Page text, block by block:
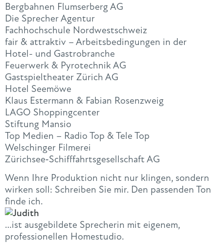
Bergbahnen Flumserberg AG
Die Sprecher Agentur
Fachhochschule Nordwestschweiz
fair & attraktiv – Arbeitsbedingungen in der
Hotel- und Gastrobranche
Feuerwerk & Pyrotechnik AG
Gastspieltheater Zürich AG
Hotel Seemöwe
Klaus Estermann & Fabian Rosenzweig
LAGO Shoppingcenter
Stiftung Mansio
Top Medien – Radio Top & Tele Top
Welschinger Filmerei
Zürichsee‑Schifffahrtsgesellschaft AG
Wenn Ihre Produktion nicht nur klingen, sondern
wirken soll: Schreiben Sie mir. Den passenden Ton
finde ich.
…ist ausgebildete Sprecherin mit eigenem,
professionellen Homestudio.